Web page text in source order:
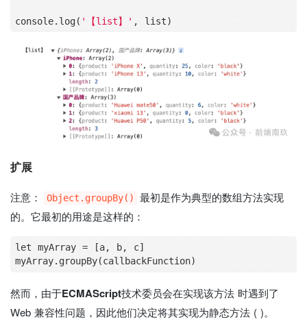
console.log( '【list】'
扩展
注意： Object.groupBy()
最初是作为典型的数组方法实现
的。它最初的用途是这样的：
let myArray = [a, b, c]
然而，由于ECMAScript技术委员会在实现该方法 时遇到了
Web 兼容性问题，因此他们决定将其实现为静态方法 ( )。